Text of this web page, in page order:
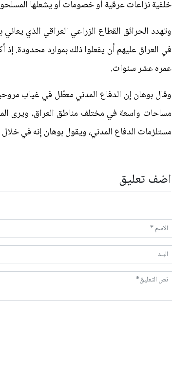
خلفية نزاعات عرقية أو خصومات أو يشعلها
وتهدد الحرائق القطاع الزراعي العراقي الذي
في العراق عليهم أن يفعلوا ذلك بموارد محدودة.
عمره عشر سنوات.
وقال بوهان إن الدفاع المدني معطّل في غياب
مساحات واسعة في مختلف مناطق العراق، ويرى
مستلزمات الدفاع المدني، ويقول بوهان إنه في خلال 18 عاما شهدنا "أكثر من 420 وفاة" بين عناصر الدفاع المدني.
اضف تعليق